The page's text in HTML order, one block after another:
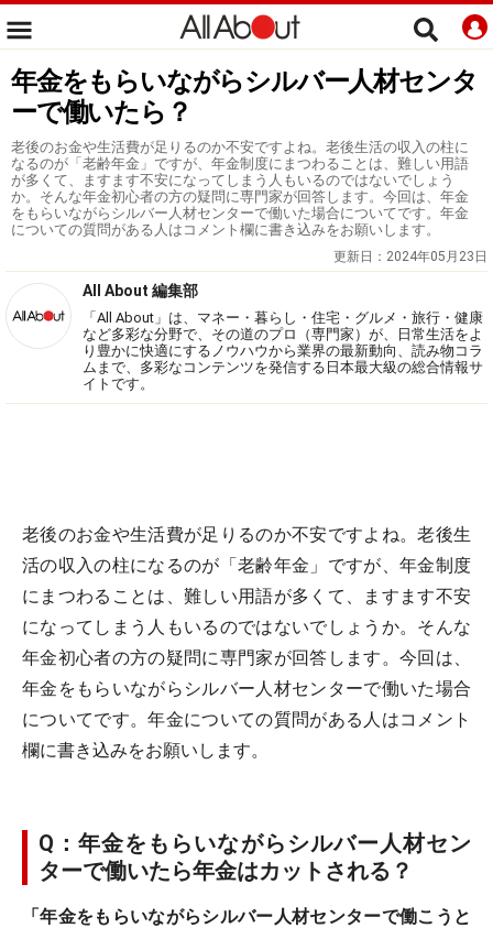
年金をもらいながらシルバー人材センタ
ーで働いたら？
老後のお金や生活費が足りるのか不安ですよね。老後生活の収入の柱に
なるのが「老齢年金」ですが、年金制度にまつわることは、難しい用語
が多くて、ますます不安になってしまう人もいるのではないでしょう
か。そんな年金初心者の方の疑問に専門家が回答します。今回は、年金
をもらいながらシルバー人材センターで働いた場合についてです。年金
についての質問がある人はコメント欄に書き込みをお願いします。
更新日： 2024年05月23日
All About 編集部
「All About」は、マネー・暮らし・住宅・グルメ・旅行・健康
など多彩な分野で、その道のプロ（専門家）が、日常生活をよ
り豊かに快適にするノウハウから業界の最新動向、読み物コラ
ムまで、多彩なコンテンツを発信する日本最大級の総合情報サ
イトです。
老後のお金や生活費が足りるのか不安ですよね。老後生
活の収入の柱になるのが「老齢年金」ですが、年金制度
にまつわることは、難しい用語が多くて、ますます不安
になってしまう人もいるのではないでしょうか。そんな
年金初心者の方の疑問に専門家が回答します。今回は、
年金をもらいながらシルバー人材センターで働いた場合
についてです。年金についての質問がある人はコメント
欄に書き込みをお願いします。
Q：年金をもらいながらシルバー人材セン
ターで働いたら年金はカットされる？
「年金をもらいながらシルバー人材センターで働こうと